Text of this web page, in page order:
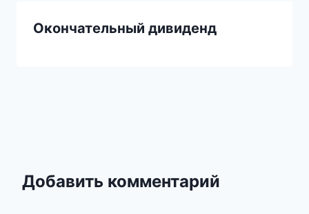
Окончательный дивиденд
Добавить комментарий